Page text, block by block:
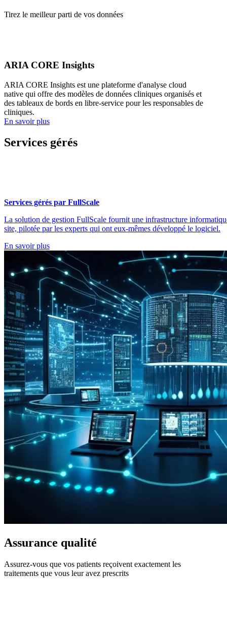
Tirez le meilleur parti de vos données
ARIA CORE Insights
ARIA CORE Insights est une plateforme d'analyse cloud
native qui offre des modèles de données cliniques organisés et
des tableaux de bords en libre-service pour les responsables de
cliniques.
En savoir plus
Services gérés
Services gérés par FullScale
La solution de gestion FullScale fournit une infrastructure
site, pilotée par les experts qui ont eux-mêmes développé le logiciel.
En savoir plus
Assurance qualité
Assurez-vous que vos patients reçoivent exactement les
traitements que vous leur avez prescrits